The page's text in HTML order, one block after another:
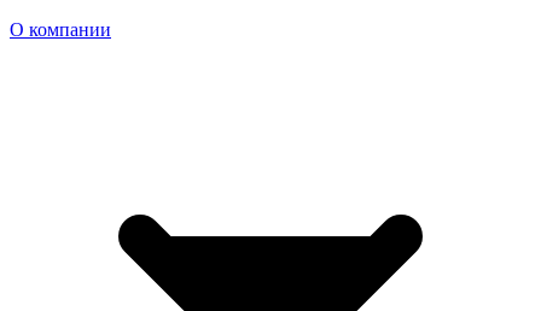
О компании